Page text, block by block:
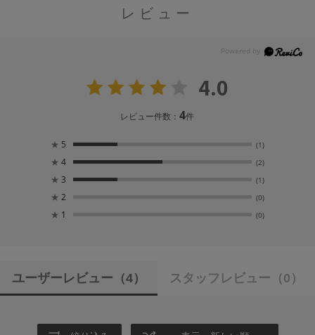
レビュー
4.0
レビュー件数：4件
★ 5 (1)
★ 4 (2)
★ 3 (1)
★ 2 (0)
★ 1 (0)
ユーザーレビュー （4） スタッフレビュー （0）